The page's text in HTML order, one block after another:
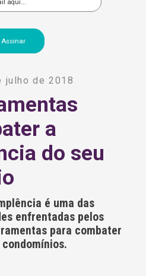
julho de 2018
a
do seu
é uma das
enfrentadas pelos
para combater